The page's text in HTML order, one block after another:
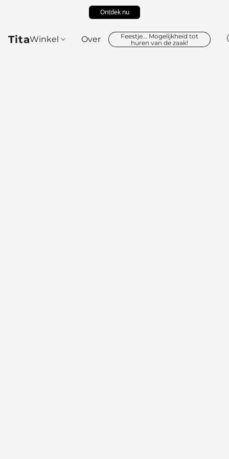
Ontdek nu
TitaWinkel Over
Feestje... Mogelijkheid tot
huren van de zaak!